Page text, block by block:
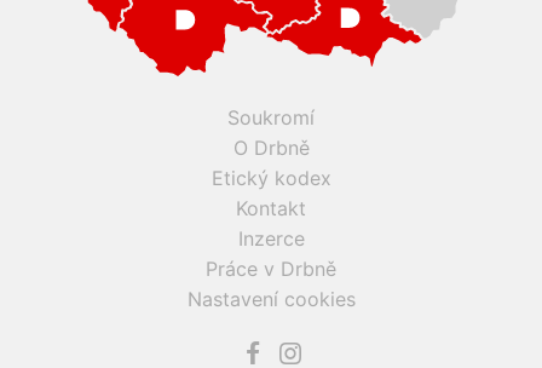
Soukromí
O Drbně
Etický kodex
Kontakt
Inzerce
Práce v Drbně
Nastavení cookies